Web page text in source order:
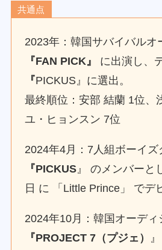
共通点
2023年：韓国サバイバルオ
『FAN PICK』
に出演し、
『PICKUS』に選出。
最終順位：安部 結蘭 1位、
ユ・ヒョンスン 7位
2024年4月：7人組ボーイズ
『PICKUS 』 のメンバーと
日 に 「Little Prince」 でデ
2024年10月：韓国オーディ
『PROJECT 7（プジェ）